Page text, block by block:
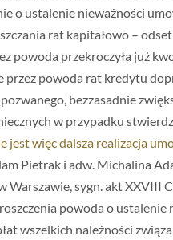
o ustalenie nieważności
rat kapitałowo –
powoda przekroczyła już
przez powoda rat kredytu
bezzasadnie
w przypadku
jest więc dalsza realizacja
Pietrak i adw. Michalina
Warszawie, sygn. akt XXVIII
powoda o
wszelkich należności